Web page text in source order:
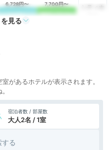
6,728円〜
icotto
7,700円〜
楽天トラベル
シティホ
icotto 楽天トラベル
ホテル
5,200円〜 5,800円〜
8,243円〜
見る
があるホテルが表示されます。
宿泊者数 / 部屋数
大人2名 / 1室
る